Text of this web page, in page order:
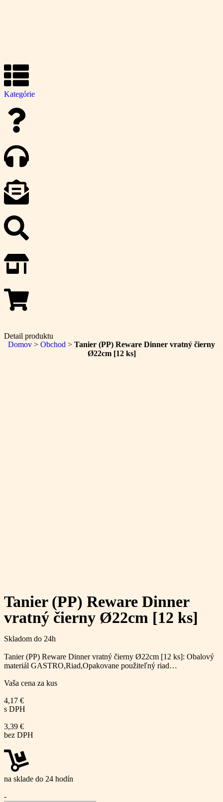
Kategórie
Detail produktu
Domov > Obchod > Tanier (PP) Reware Dinner vratný čierny
Ø22cm [12 ks]
Tanier (PP) Reware Dinner
vratný čierny Ø22cm [12 ks]
Skladom do 24h
Tanier (PP) Reware Dinner vratný čierny Ø22cm [12 ks]: Obalový
materiál GASTRO,Riad,Opakovane použiteľný riad…
Vaša cena za kus
4,17 €
s DPH
3,39 €
bez DPH
na sklade do 24 hodín
-